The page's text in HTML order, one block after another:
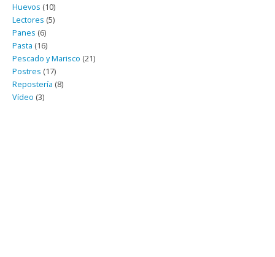
Huevos (10)
Lectores (5)
Panes (6)
Pasta (16)
Pescado y Marisco (21)
Postres (17)
Repostería (8)
Vídeo (3)